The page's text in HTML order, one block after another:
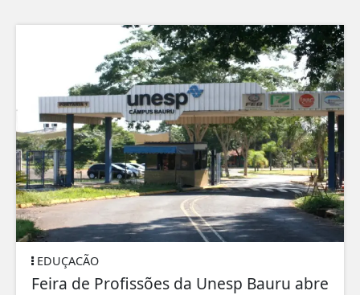
EDUÇACÃO
Feira de Profissões da Unesp Bauru abre